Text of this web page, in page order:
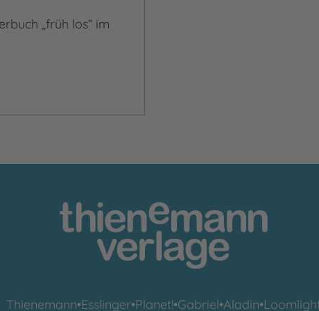
„früh los“ im
Thienemann•Esslinger•Planet!•Gabriel•Aladin•